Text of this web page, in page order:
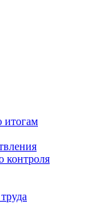
итогам
контроля